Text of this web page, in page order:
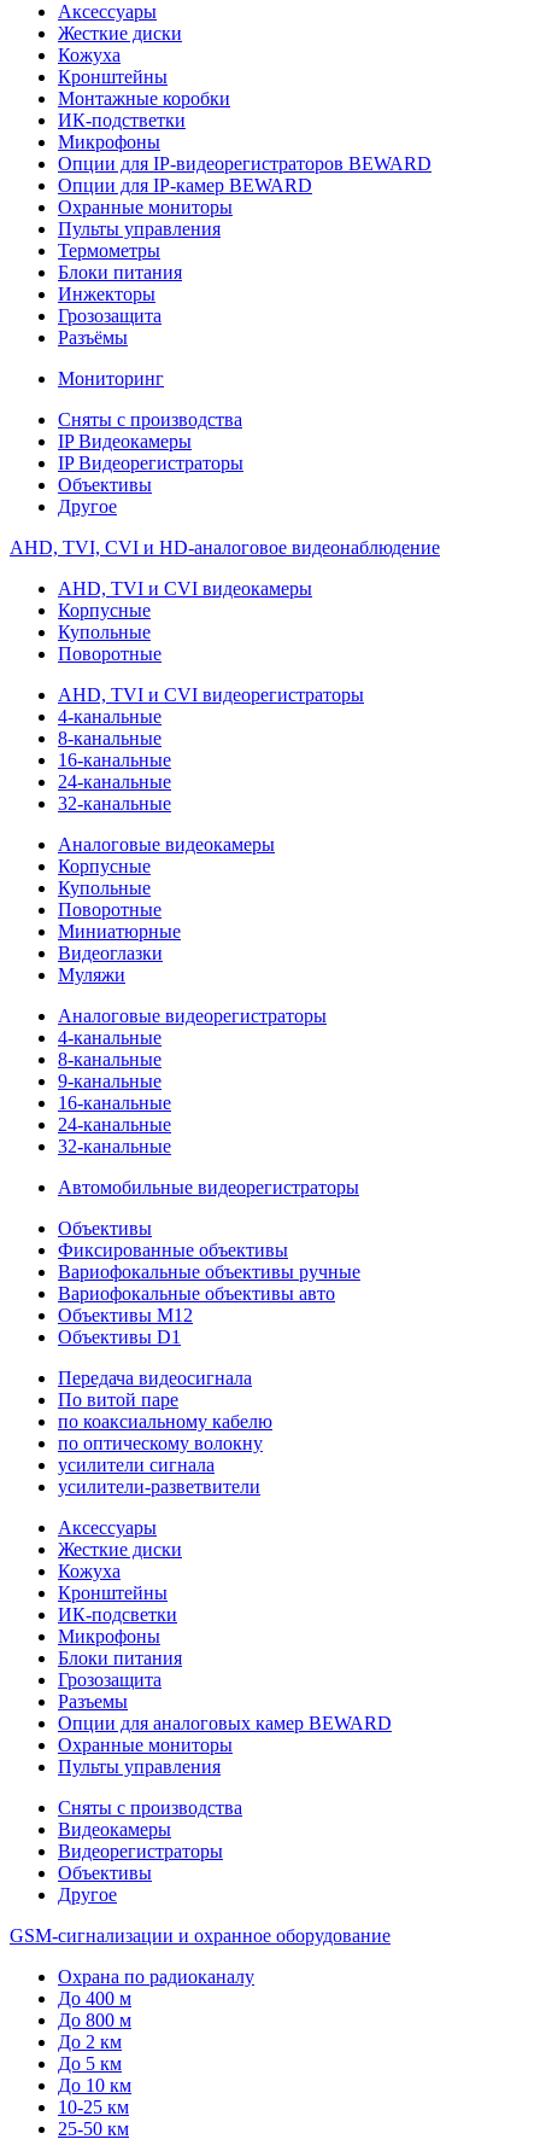
Аксессуары
Жесткие диски
Кожуха
Кронштейны
Монтажные коробки
ИК-подстветки
Микрофоны
Опции для IP-видеорегистраторов BEWARD
Опции для IP-камер BEWARD
Охранные мониторы
Пульты управления
Термометры
Блоки питания
Инжекторы
Грозозащита
Разъёмы
Мониторинг
Сняты с производства
IP Видеокамеры
IP Видеорегистраторы
Объективы
Другое
AHD, TVI, CVI и HD-аналоговое видеонаблюдение
AHD, TVI и CVI видеокамеры
Корпусные
Купольные
Поворотные
AHD, TVI и CVI видеорегистраторы
4-канальные
8-канальные
16-канальные
24-канальные
32-канальные
Аналоговые видеокамеры
Корпусные
Купольные
Поворотные
Миниатюрные
Видеоглазки
Муляжи
Аналоговые видеорегистраторы
4-канальные
8-канальные
9-канальные
16-канальные
24-канальные
32-канальные
Автомобильные видеорегистраторы
Объективы
Фиксированные объективы
Вариофокальные объективы ручные
Вариофокальные объективы авто
Объективы M12
Объективы D1
Передача видеосигнала
По витой паре
по коаксиальному кабелю
по оптическому волокну
усилители сигнала
усилители-разветвители
Аксессуары
Жесткие диски
Кожуха
Кронштейны
ИК-подсветки
Микрофоны
Блоки питания
Грозозащита
Разъемы
Опции для аналоговых камер BEWARD
Охранные мониторы
Пульты управления
Сняты с производства
Видеокамеры
Видеорегистраторы
Объективы
Другое
GSM-сигнализации и охранное оборудование
Охрана по радиоканалу
До 400 м
До 800 м
До 2 км
До 5 км
До 10 км
10-25 км
25-50 км